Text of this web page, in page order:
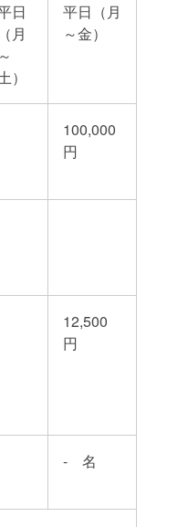
日
（月
～
）
平日（月
～金）
100,000
円
12,500
円
- 名